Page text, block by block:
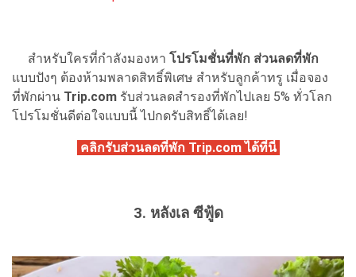
สำหรับใครที่กำลังมองหา โปรโมชั่นที่พัก ส่วนลดที่พัก
แบบปังๆ ต้องห้ามพลาดสิทธิ์พิเศษ สำหรับลูกค้าทรู เมื่อจอง
ที่พักผ่าน Trip.com รับส่วนลดสำรองที่พักไปเลย 5% ทั่วโลก
โปรโมชั่นดีต่อใจแบบนี้ ไปกดรับสิทธิ์ได้เลย!
คลิกรับส่วนลดที่พัก Trip.com ได้ที่นี่
3. หลังเล ซีฟู้ด